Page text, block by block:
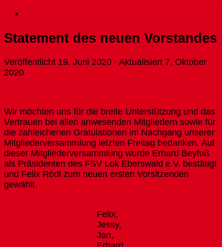
Statement des neuen Vorstandes
Veröffentlicht 19. Juni 2020 · Aktualisiert 7. Oktober
2020
Wir möchten uns für die breite Unterstützung und das
Vertrauen bei allen anwesenden Mitgliedern sowie für
die zahleichenen Gratulationen im Nachgang unserer
Mitgliederversammlung letzten Freitag bedanken. Auf
dieser Mitgliederversammlung wurde Erhard Beyfuß
als Präsidenten des FSV Lok Eberswald e.V. bestätigt
und Felix Rödl zum neuen ersten Vorsitzenden
gewählt.
Felix,
Jessy,
Jan,